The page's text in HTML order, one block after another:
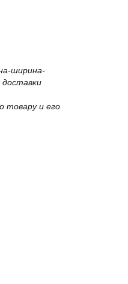
ширина-
товару и его